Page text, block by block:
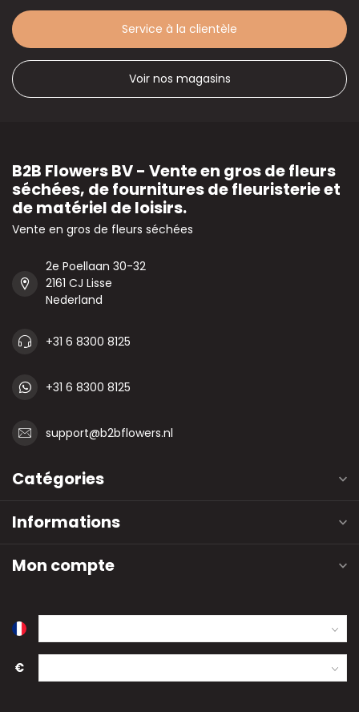
Service à la clientèle
Voir nos magasins
B2B Flowers BV - Vente en gros de fleurs
séchées, de fournitures de fleuristerie et
de matériel de loisirs.
Vente en gros de fleurs séchées
2e Poellaan 30-32
2161 CJ Lisse
Nederland
+31 6 8300 8125
+31 6 8300 8125
support@b2bflowers.nl
Catégories
Informations
Mon compte
€